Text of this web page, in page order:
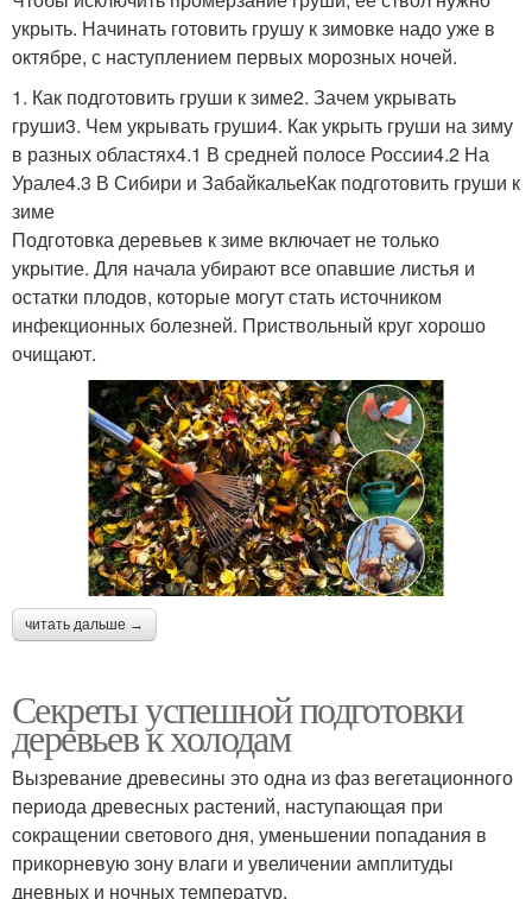
укрыть. Начинать готовить грушу к зимовке надо уже в
октябре, с наступлением первых морозных ночей.
1. Как подготовить груши к зиме2. Зачем укрывать
груши3. Чем укрывать груши4. Как укрыть груши на зиму
в разных областях4.1 В средней полосе России4.2 На
Урале4.3 В Сибири и ЗабайкальеКак подготовить груши к
зиме
Подготовка деревьев к зиме включает не только
укрытие. Для начала убирают все опавшие листья и
остатки плодов, которые могут стать источником
инфекционных болезней. Приствольный круг хорошо
очищают.
читать дальше →
Секреты успешной подготовки
деревьев к холодам
Вызревание древесины это одна из фаз вегетационного
периода древесных растений, наступающая при
сокращении светового дня, уменьшении попадания в
прикорневую зону влаги и увеличении амплитуды
дневных и ночных температур.